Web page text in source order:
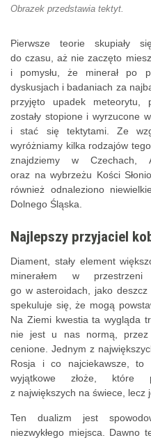
Obrazek przedstawia tektyt.
Pierwsze teorie skupiały
do czasu, aż nie zaczęto
i pomysłu, że minerał po
dyskusjach i badaniach za
przyjęto upadek meteorytu,
zostały stopione i wyrzucone
i stać się tektytami. Ze
wyróżniamy kilka rodzajów
znajdziemy w Czechach,
oraz na wybrzeżu Kości
również odnaleziono
Dolnego Śląska.
Najlepszy przyjaciel
Diament, stały element
minerałem w przestrzeni
go w asteroidach, jako
spekuluje się, że mogą
Na Ziemi kwestia ta wygląda
nie jest u nas normą,
cenione. Jednym z
Rosja i co najciekawsze,
wyjątkowe złoże, które
z największych na świece, lecz
Ten dualizm jest
niezwykłego miejsca. Dawno